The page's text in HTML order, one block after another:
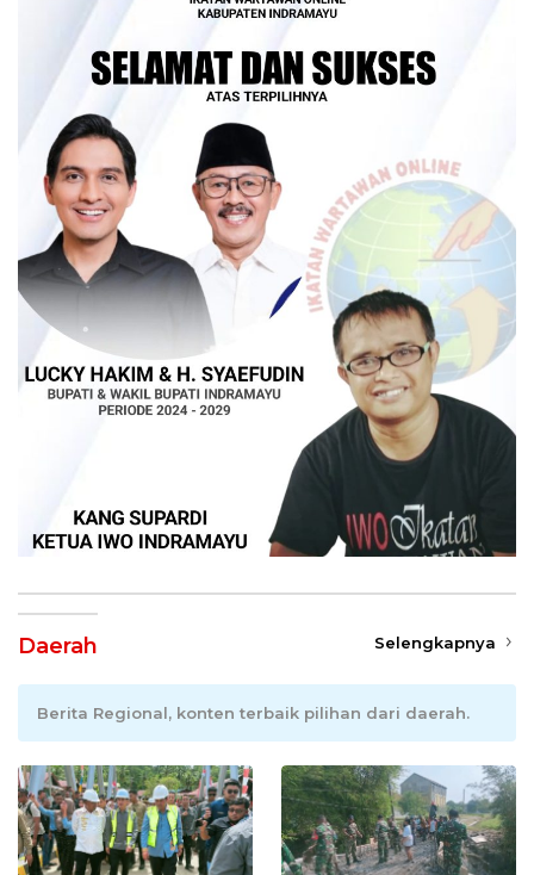
Daerah Selengkapnya
Berita Regional, konten terbaik pilihan dari daerah.